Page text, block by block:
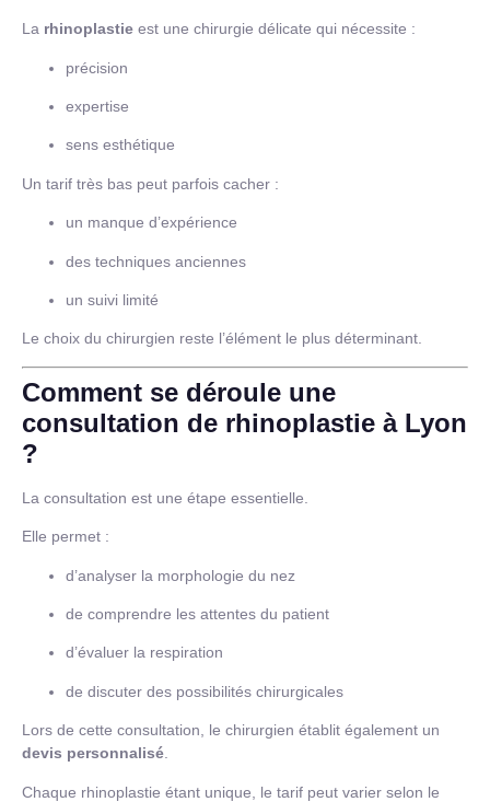
La rhinoplastie est une chirurgie délicate qui nécessite :
précision
expertise
sens esthétique
Un tarif très bas peut parfois cacher :
un manque d’expérience
des techniques anciennes
un suivi limité
Le choix du chirurgien reste l’élément le plus déterminant.
Comment se déroule une
consultation de rhinoplastie à Lyon
?
La consultation est une étape essentielle.
Elle permet :
d’analyser la morphologie du nez
de comprendre les attentes du patient
d’évaluer la respiration
de discuter des possibilités chirurgicales
Lors de cette consultation, le chirurgien établit également un
devis personnalisé
Chaque rhinoplastie étant unique, le tarif peut varier selon le